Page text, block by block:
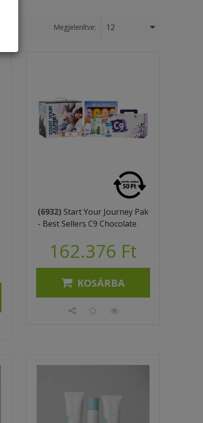
Megjelenítve: 12
(6932) Start Your Journey Pak
- Best Sellers C9 Chocolate
162.376 Ft
KOSÁRBA